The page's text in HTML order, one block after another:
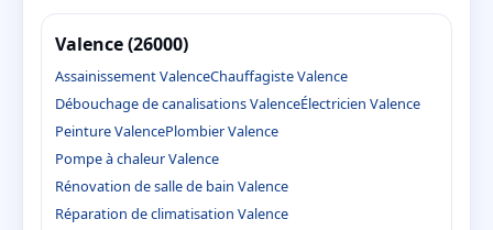
Valence (26000)
Assainissement ValenceChauffagiste Valence
Débouchage de canalisations ValenceÉlectricien Valence
Peinture ValencePlombier Valence
Pompe à chaleur Valence
Rénovation de salle de bain Valence
Réparation de climatisation Valence